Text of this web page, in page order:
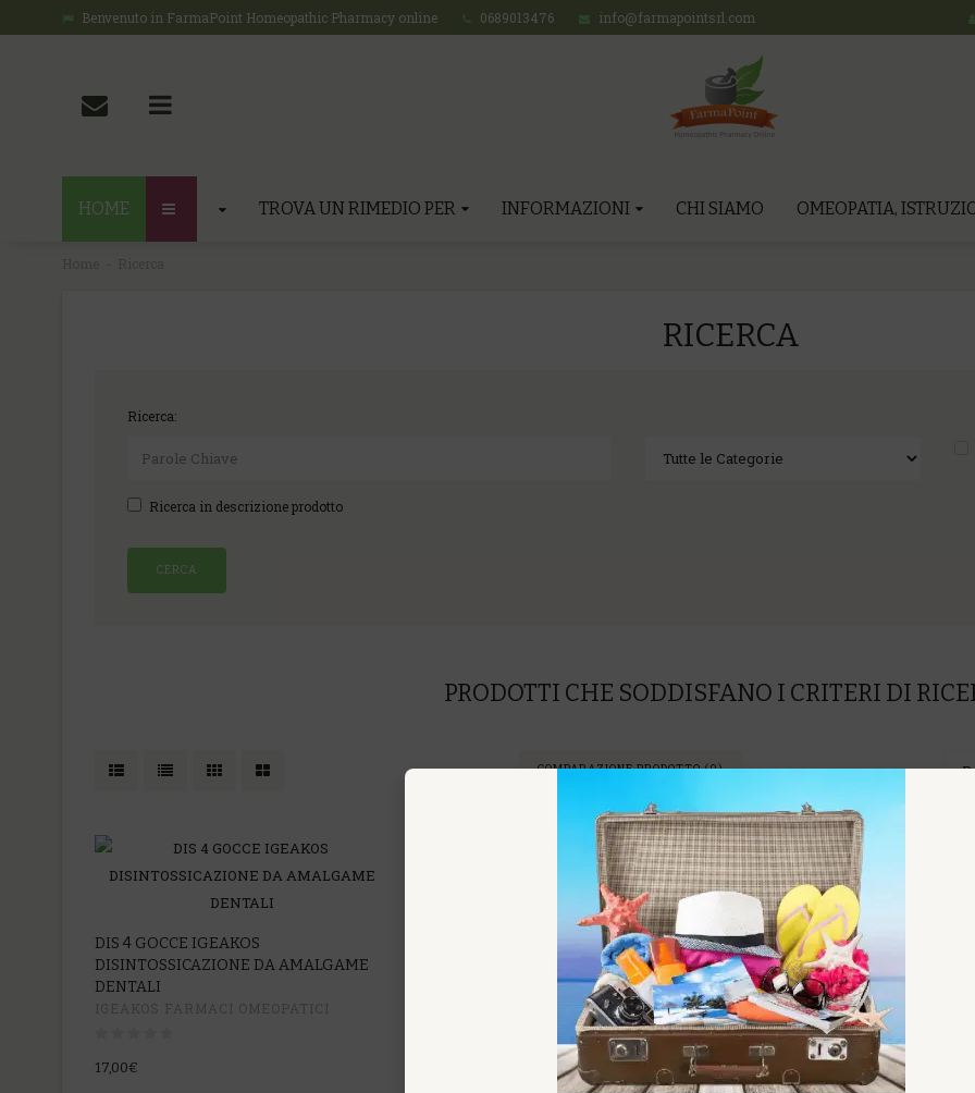
Benvenuto in FarmaPoint Homeopathic Pharmacy online 0689013476 info@farmapointsrl.com
HOME TROVA UN RIMEDIO PER INFORMAZIONI CHI SIAMO OMEOPATIA,
RICERCA
Ricerca:
Ricerca in descrizione prodotto
PRODOTTI CHE SODDISFANO I CRITERI DI
COMPARAZIONE PRODOTTO (0)
DIS 4 GOCCE IGEAKOS
DISINTOSSICAZIONE DA AMALGAME
DENTALI
17,00€